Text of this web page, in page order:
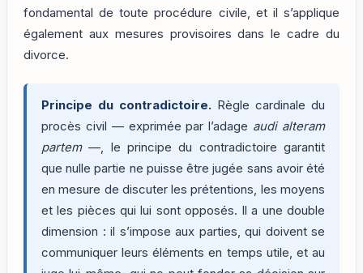
fondamental de toute procédure civile, et il s’applique
également aux mesures provisoires dans le cadre du
divorce.
Principe du contradictoire. Règle cardinale du
procès civil — exprimée par l’adage audi alteram
partem—, le principe du contradictoire garantit
que nulle partie ne puisse être jugée sans avoir été
en mesure de discuter les prétentions, les moyens
et les pièces qui lui sont opposés. Il a une double
dimension : il s’impose aux parties, qui doivent se
communiquer leurs éléments en temps utile, et au